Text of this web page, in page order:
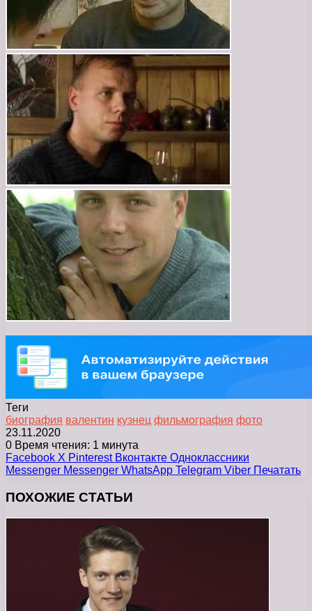
Теги
биография валентин кузнец фильмография фото
23.11.2020
0 Время чтения: 1 минута
Facebook X Pinterest Вконтакте Одноклассники
Messenger Messenger WhatsApp Telegram Viber Печатать
ПОХОЖИЕ СТАТЬИ